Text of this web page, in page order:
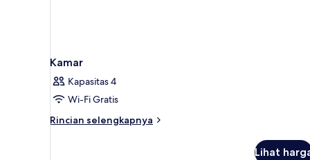
Kamar
Kapasitas 4
Wi-Fi Gratis
Rincian selengkapnya
Rincian
Lihat